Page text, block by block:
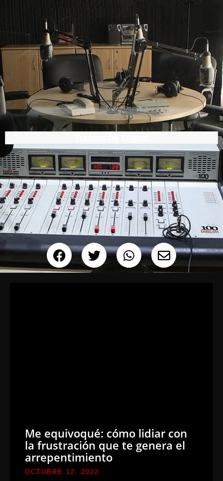
Me equivoqué: cómo lidiar con
la frustración que te genera el
arrepentimiento
OCTUBRE 12, 2022